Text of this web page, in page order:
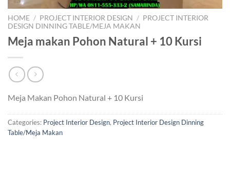
HOME / PROJECT INTERIOR DESIGN / PROJECT INTERIOR
DESIGN DINNING TABLE/MEJA MAKAN
Meja makan Pohon Natural + 10 Kursi
Meja Makan Pohon Natural + 10 Kursi
Categories: Project Interior Design, Project Interior Design Dinning
Table/Meja Makan